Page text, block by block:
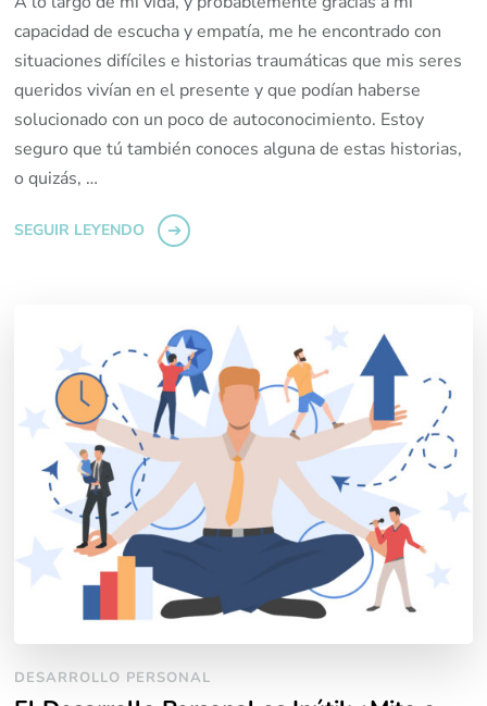
capacidad de escucha y empatía, me he encontrado con
situaciones difíciles e historias traumáticas que mis seres
queridos vivían en el presente y que podían haberse
solucionado con un poco de autoconocimiento. Estoy
seguro que tú también conoces alguna de estas historias,
o quizás, …
SEGUIR LEYENDO
DESARROLLO PERSONAL